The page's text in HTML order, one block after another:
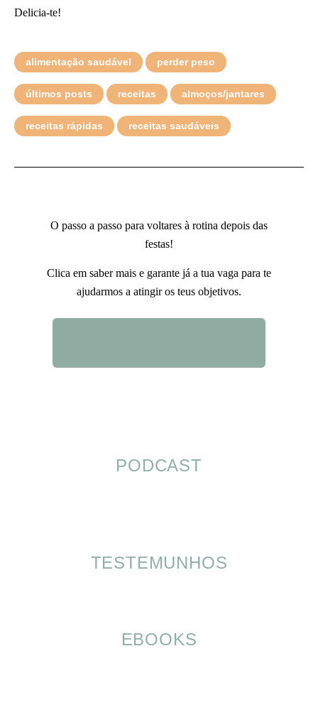
Delicia-te!
alimentação saudável perder peso
últimos posts receitas almoços/jantares
receitas rápidas receitas saudáveis
O passo a passo para voltares à rotina depois das
festas!
Clica em saber mais e garante já a tua vaga para te
ajudarmos a atingir os teus objetivos.
PODCAST
TESTEMUNHOS
EBOOKS